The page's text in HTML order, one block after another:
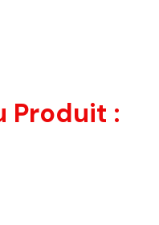
Produit :